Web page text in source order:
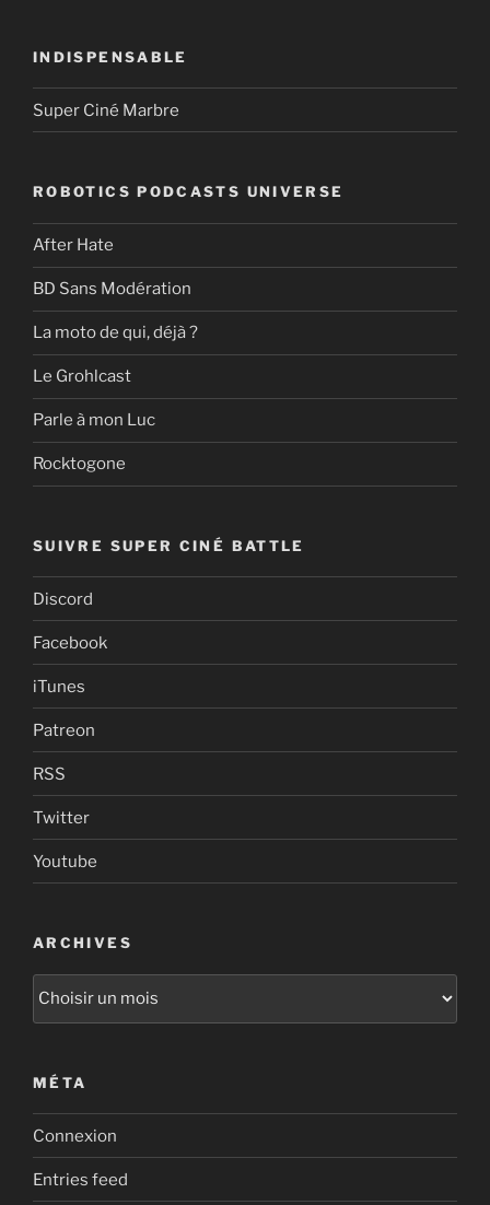
INDISPENSABLE
Super Ciné Marbre
ROBOTICS PODCASTS UNIVERSE
After Hate
BD Sans Modération
La moto de qui, déjà ?
Le Grohlcast
Parle à mon Luc
Rocktogone
SUIVRE SUPER CINÉ BATTLE
Discord
Facebook
iTunes
Patreon
RSS
Twitter
Youtube
ARCHIVES
Archives
MÉTA
Connexion
Entries feed